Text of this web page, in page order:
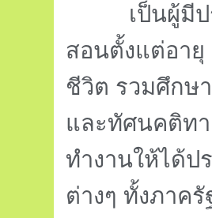
เป็นผู้มี
สอนตั้งแต่อายุ
ชีวิต รวมศึกษ
และทัศนคติท
ทำงานให้ได้ป
ต่างๆ ทั้งภาค